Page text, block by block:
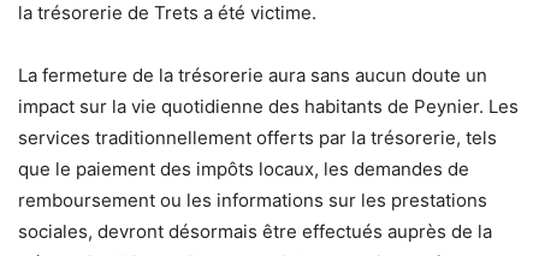
la trésorerie de Trets a été victime.
La fermeture de la trésorerie aura sans aucun doute un
impact sur la vie quotidienne des habitants de Peynier. Les
services traditionnellement offerts par la trésorerie, tels
que le paiement des impôts locaux, les demandes de
remboursement ou les informations sur les prestations
sociales, devront désormais être effectués auprès de la